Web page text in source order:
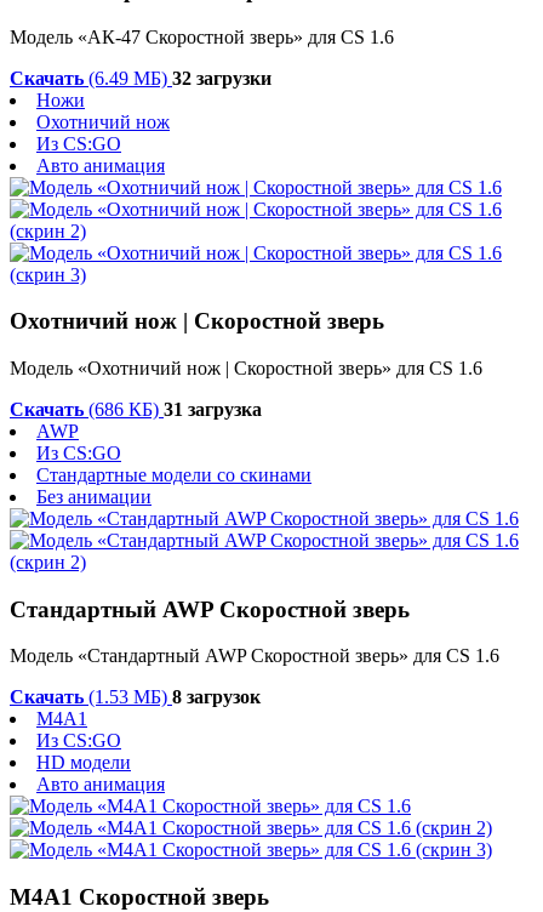
Модель «АК-47 Скоростной зверь» для CS 1.6
Скачать (6.49 МБ) 32 загрузки
Ножи
Охотничий нож
Из CS:GO
Авто анимация
Охотничий нож | Скоростной зверь
Модель «Охотничий нож | Скоростной зверь» для CS 1.6
Скачать (686 КБ) 31 загрузка
AWP
Из CS:GO
Стандартные модели со скинами
Без анимации
Стандартный AWP Скоростной зверь
Модель «Стандартный AWP Скоростной зверь» для CS 1.6
Скачать (1.53 МБ) 8 загрузок
M4A1
Из CS:GO
HD модели
Авто анимация
М4А1 Скоростной зверь